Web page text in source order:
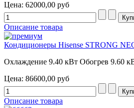
Цена: 62000,00 руб
Описание товара
Кондиционеры Hisense STRONG
Охлаждение 9.40 кВт Обогрев 9.60
Цена: 86600,00 руб
Описание товара